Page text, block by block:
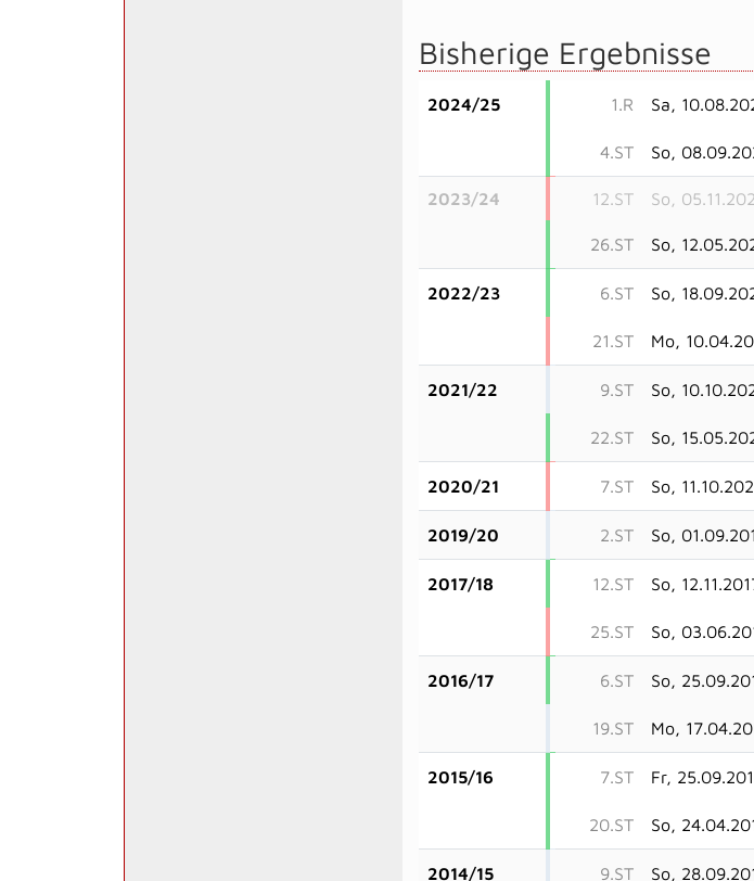
Bisherige Ergebnisse
2024/25 1.R Sa,
4.ST So,
2023/24 12.ST So,
26.ST So,
2022/23 6.ST So,
21.ST Mo,
2021/22 9.ST So,
22.ST So,
2020/21 7.ST So,
2019/20 2.ST So,
2017/18 12.ST So,
25.ST So,
2016/17 6.ST So,
19.ST Mo,
2015/16 7.ST Fr,
20.ST So,
2014/15 9.ST So,